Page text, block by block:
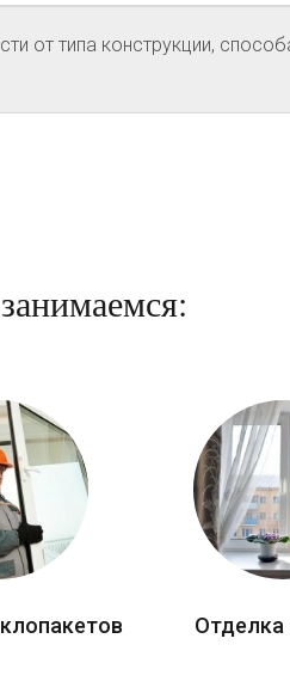
от типа конструкции,
Отделка